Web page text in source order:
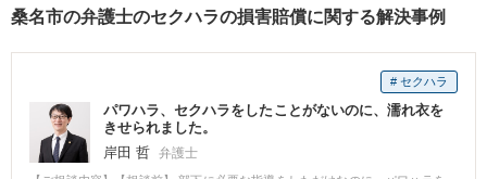
桑名市の弁護士のセクハラの損害賠償に関する解決事例
# セクハラ
パワハラ、セクハラをしたことがないのに、濡れ衣を
きせられました。
岸田 哲 弁護士